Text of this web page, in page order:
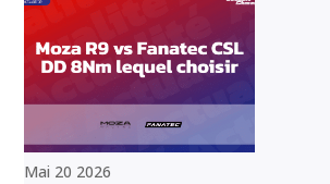
Mai 20 2026